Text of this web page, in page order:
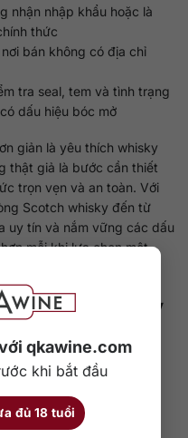
qkawine.com
khi bắt đầu
đủ 18 tuổi
nhận nhập khẩu hoặc là
thức
bán không có địa chỉ
tra seal, tem và tình trạng
dấu hiệu bóc mở
giản là yêu thích whisky
thật giả là bước cần thiết
trọn vẹn và an toàn. Với
Scotch whisky đến từ
uy tín và nắm vững các dấu
mỗi khi lựa chọn một
biếu.
chính hãng với đầy
sâu?
giả, chọn dòng phù hợp